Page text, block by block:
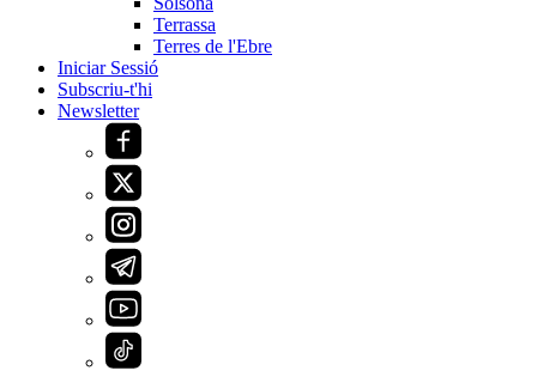
Terrassa
Terres de l'Ebre
Iniciar Sessió
Subscriu-t'hi
Newsletter